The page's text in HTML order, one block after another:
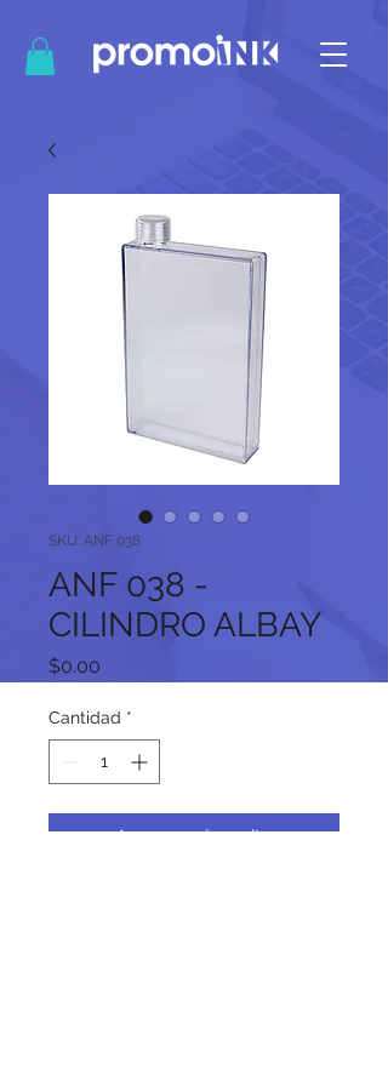
SKU: ANF 038
ANF 038 -
CILINDRO ALBAY
$0.00
Cantidad *
Agregar al carrito